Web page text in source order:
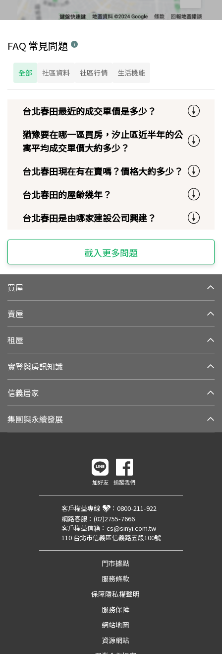
FAQ 常見問題
全部 社區資料 社區行情 生活機能
台北春田最近的成交單價是多少？
猶豫要在哪一區買房，汐止區近半年的公
寓平均成交單價大約多少？
台北春田現在有在賣嗎？價格大約多少？
台北春田的屋齡幾年？
台北春田是由哪家建設公司興建？
載入更多問題
買屋
賣屋
租屋
實登與房訊知識
信義居家
集團與永續發展
加好友 追蹤我們
客戶權益專線 ： 0800-211-922
網路客服： (02)2755-7666
客戶權益信箱： cs@sinyi.com.tw
110 台北市信義區信義路五段100號
門市據點
服務條款
保障隱私權聲明
服務保障
網站地圖
資源網站